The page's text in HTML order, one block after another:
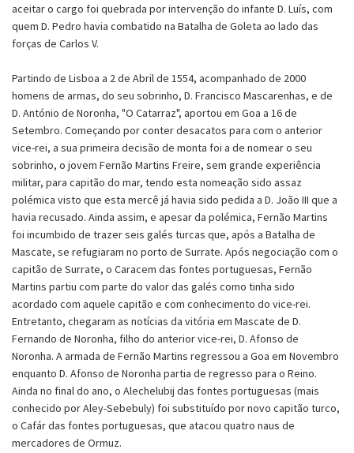
aceitar o cargo foi quebrada por intervenção do infante D. Luís, com
quem D. Pedro havia combatido na Batalha de Goleta ao lado das
forças de Carlos V.
Partindo de Lisboa a 2 de Abril de 1554, acompanhado de 2000
homens de armas, do seu sobrinho, D. Francisco Mascarenhas, e de
D. António de Noronha, "O Catarraz", aportou em Goa a 16 de
Setembro. Começando por conter desacatos para com o anterior
vice-rei, a sua primeira decisão de monta foi a de nomear o seu
sobrinho, o jovem Fernão Martins Freire, sem grande experiência
militar, para capitão do mar, tendo esta nomeação sido assaz
polémica visto que esta mercê já havia sido pedida a D. João III que a
havia recusado. Ainda assim, e apesar da polémica, Fernão Martins
foi incumbido de trazer seis galés turcas que, após a Batalha de
Mascate, se refugiaram no porto de Surrate. Após negociação com o
capitão de Surrate, o Caracem das fontes portuguesas, Fernão
Martins partiu com parte do valor das galés como tinha sido
acordado com aquele capitão e com conhecimento do vice-rei.
Entretanto, chegaram as notícias da vitória em Mascate de D.
Fernando de Noronha, filho do anterior vice-rei, D. Afonso de
Noronha. A armada de Fernão Martins regressou a Goa em Novembro
enquanto D. Afonso de Noronha partia de regresso para o Reino.
Ainda no final do ano, o Alechelubij das fontes portuguesas (mais
conhecido por Aley-Sebebuly) foi substituído por novo capitão turco,
o Cafár das fontes portuguesas, que atacou quatro naus de
mercadores de Ormuz.